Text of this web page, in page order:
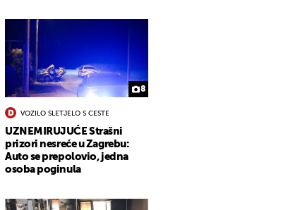
8
VOZILO SLETJELO S CESTE
UZNEMIRUJUĆE Strašni
prizori nesreće u Zagrebu:
Auto se prepolovio, jedna
osoba poginula